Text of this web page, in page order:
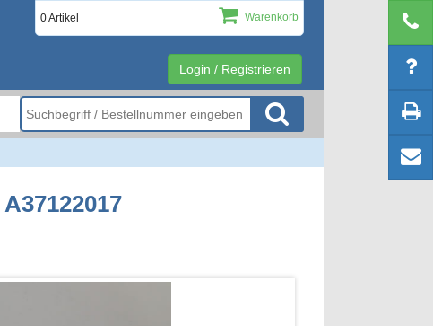
Login / Registrieren
0 Artikel Warenkorb